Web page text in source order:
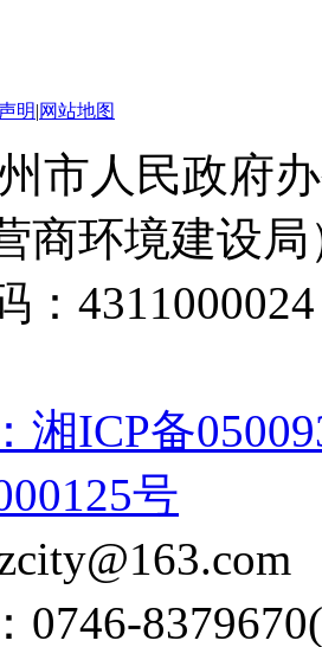
明|网站地图
市人民政府
商环境建设局
：
湘ICP备
号
0746-